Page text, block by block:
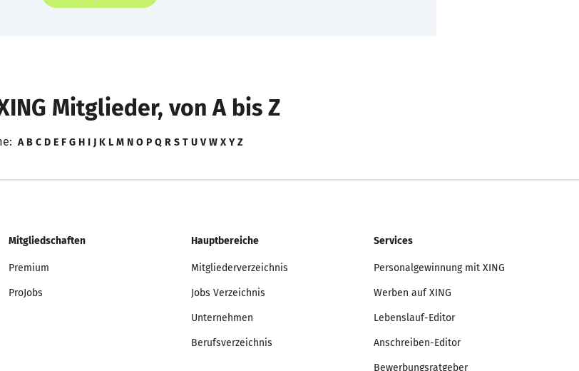
Mitglieder, von A bis Z
A B C D E F G H I J K L M N O P Q R S T U V W X Y Z
Mitgliedschaften
Premium
ProJobs
Hauptbereiche
Mitgliederverzeichnis
Jobs Verzeichnis
Unternehmen
Berufsverzeichnis
Services
Personalgewinnung mit XING
Werben auf XING
Lebenslauf-Editor
Anschreiben-Editor
Bewerbungsratgeber